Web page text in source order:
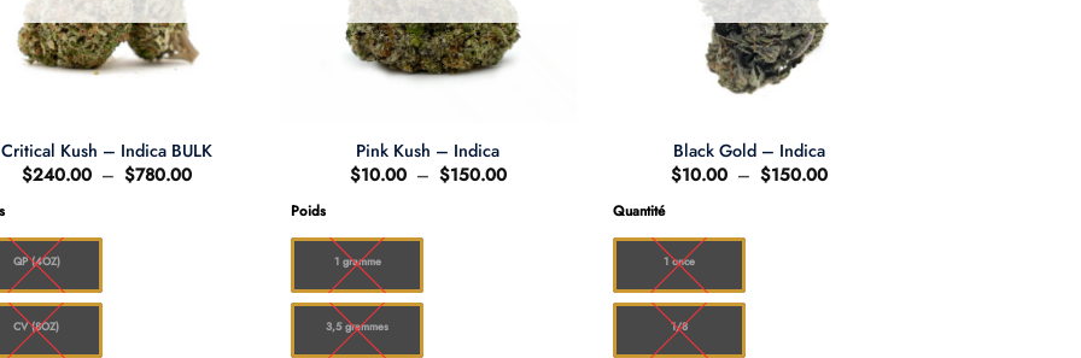
Critical Kush – Indica BULK
$240.00 – $780.00Plage
QP (4OZ)
CV (8OZ)
Pink Kush – Indica
$10.00 – $150.00Plage
Poids
1 gramme
3,5 grammes
Black Gold – Indica
$10.00 – $150.00Plage
Quantité
1 once
1/8